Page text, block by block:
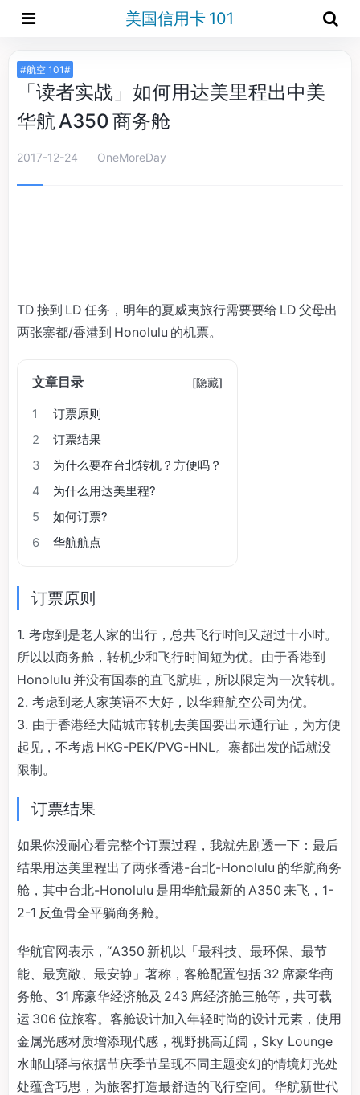
美国信用卡 101
#航空 101#
「读者实战」如何用达美里程出中美
华航 A350 商务舱
2017-12-24 OneMoreDay
TD 接到 LD 任务，明年的夏威夷旅行需要要给 LD 父母出
两张寨都/香港到 Honolulu 的机票。
文章目录 [隐藏]
1
订票原则
2
订票结果
3
为什么要在台北转机？方便吗？
4
为什么用达美里程?
5
如何订票?
6
华航航点
订票原则
1. 考虑到是老人家的出行，总共飞行时间又超过十小时。
所以以商务舱，转机少和飞行时间短为优。由于香港到
Honolulu 并没有国泰的直飞航班，所以限定为一次转机。
2. 考虑到老人家英语不大好，以华籍航空公司为优。
3. 由于香港经大陆城市转机去美国要出示通行证，为方便
起见，不考虑 HKG-PEK/PVG-HNL。寨都出发的话就没
限制。
订票结果
如果你没耐心看完整个订票过程，我就先剧透一下：最后
结果用达美里程出了两张香港-台北-Honolulu 的华航商务
舱，其中台北-Honolulu 是用华航最新的 A350 来飞，1-
2-1 反鱼骨全平躺商务舱。
华航官网表示，“A350 新机以「最科技、最环保、最节
能、​​最宽敞、最安静」著称，客舱配置包括 32 席豪华商
务舱、31 席豪华经济舱及 243 席经济舱三舱等，共可载
运 306 位旅客。客舱设计加入年轻时尚的设计元素，使用
金属光感材质增添现代感，视野挑高辽阔，Sky Lounge
水邮山驿与依据节庆季节呈现不同主题变幻的情境灯光处
处蕴含巧思，为旅客打造最舒适的飞行空间。华航新世代